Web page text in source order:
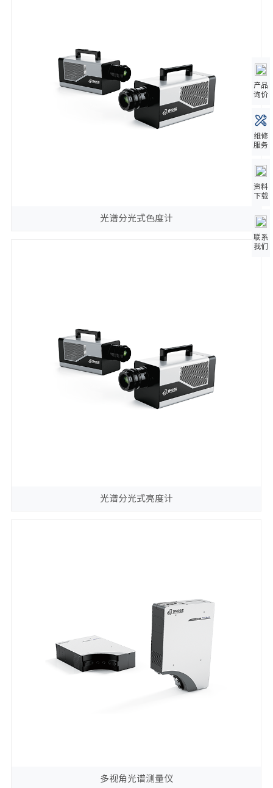
光谱分光式色度计
光谱分光式亮度计
多视角光谱测量仪
产品
询价
维修
服务
资料
下载
联系
我们